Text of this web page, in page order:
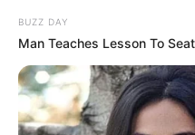
BUZZ DAY
Man Teaches Lesson To